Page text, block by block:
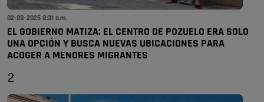
02-08-2025 8:31 a.m.
EL GOBIERNO MATIZA: EL CENTRO DE POZUELO ERA SOLO
UNA OPCIÓN Y BUSCA NUEVAS UBICACIONES PARA
ACOGER A MENORES MIGRANTES
2